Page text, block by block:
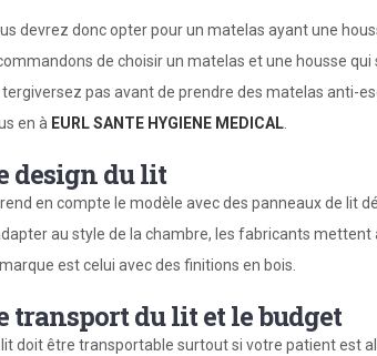
devrez donc opter pour un matelas ayant une
de choisir un matelas et une housse
tergiversez pas avant de prendre des matelas anti-
en à EURL SANTE HYGIENE MEDICAL.
design du lit
en compte le modèle avec des panneaux de lit
au style de la chambre, les fabricants
est celui avec des finitions en bois.
transport du lit et le budget
lit doit être transportable surtout si votre patient est